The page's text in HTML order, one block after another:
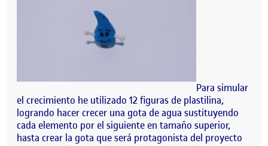
Para simular
el crecimiento he utilizado 12 figuras de plastilina,
logrando hacer crecer una gota de agua sustituyendo
cada elemento por el siguiente en tamaño superior,
hasta crear la gota que será protagonista del proyecto